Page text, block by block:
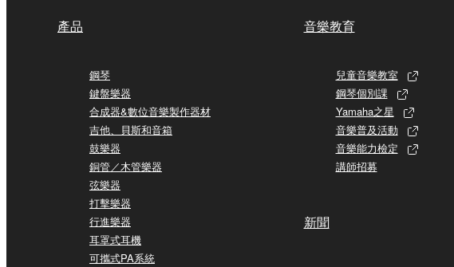
產品
鋼琴
鍵盤樂器
合成器&數位音樂製作器材
吉他、貝斯和音箱
鼓樂器
銅管／木管樂器
弦樂器
打擊樂器
行進樂器
耳罩式耳機
可攜式PA系統
音樂教育
兒童音樂教室
鋼琴個別課
Yamaha之星
音樂普及活動
音樂能力檢定
講師招募
新聞